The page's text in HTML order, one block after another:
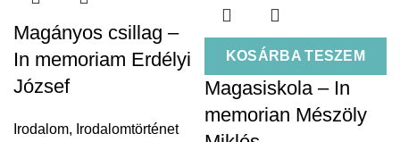
Magányos csillag –
In memoriam Erdélyi
József
Irodalom, Irodalomtörténet
KOSÁRBA TESZEM
Magasiskola – In
memorian Mészöly